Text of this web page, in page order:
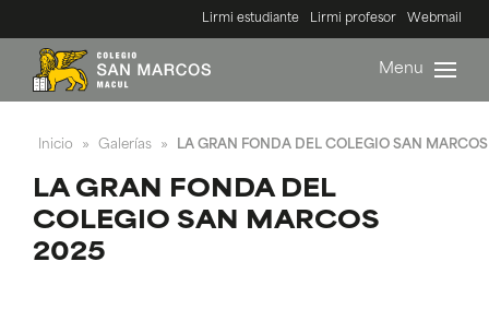
Lirmi estudiante Lirmi profesor Webmail
Menu
Inicio » Galerías » LA GRAN FONDA DEL COLEGIO SAN
LA GRAN FONDA DEL
COLEGIO SAN MARCOS
2025